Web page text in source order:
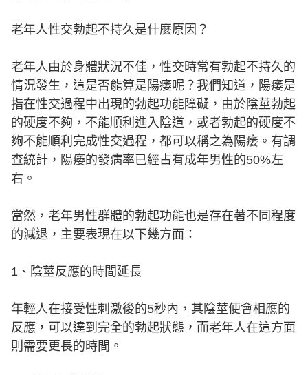
老年人性交勃起不持久是什麼原因？
老年人由於身體狀況不佳，性交時常有勃起不持久的
情況發生，這是否能算是陽痿呢？我們知道，陽痿是
指在性交過程中出現的勃起功能障礙，由於陰莖勃起
的硬度不夠，不能順利進入陰道，或者勃起的硬度不
夠不能順利完成性交過程，都可以稱之為陽痿。有調
查統計，陽痿的發病率已經占有成年男性的50%左
右。
當然，老年男性群體的勃起功能也是存在著不同程度
的減退，主要表現在以下幾方面：
1、陰莖反應的時間延長
年輕人在接受性刺激後的5秒內，其陰莖便會相應的
反應，可以達到完全的勃起狀態，而老年人在這方面
則需要更長的時間。